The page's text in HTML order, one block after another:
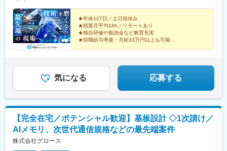
方向性、職場環境の改善等の悩み相談まで話し合い、技術者の希
望に沿う提案をしています。女性技術者の育休・産休取得実績も
あります。
・メンター制度：異なる派遣先の社員同士がグループを組み、仕
事や技術に対する相談などを受け付ける制度があります。月1回、
・社内掲示板：特定派遣の企業ですと、派遣元の企業への帰属意
識がなくなりがちですが、社内掲示板にて異なる派遣先の社員と
技術的な質問からおすすめのお店まで情報交換することができま
変更の範囲：本文参照
くの配属先を決定★一人ひとりの希望・専門性・将来の方向性を
十分に考慮し、エンジニアファーストで案件をアサイン！★配属
先企業の判断により在宅勤務なども実施中※受動喫煙防止対策：屋
内喫煙可能場所あり
一通り駅、新静岡駅、本町駅、山陽姫路駅、櫛田神社前駅、県庁
前駅(沖縄県)、新御茶ノ水駅、渋谷駅、近鉄名古屋駅、浜松駅、祇
園駅(福岡県)
★年休127日／土日祝休み
★残業月平均18h／リモートあり
★独自研修や勉強会など教育充実
★前職給与考慮・月給33万円以上も可能
気になる 応募する
【完全在宅／ポテンシャル歓迎】基板設計 ◇1次請け／
AIメモリ、次世代通信規格などの最先端案件
株式会社グロース